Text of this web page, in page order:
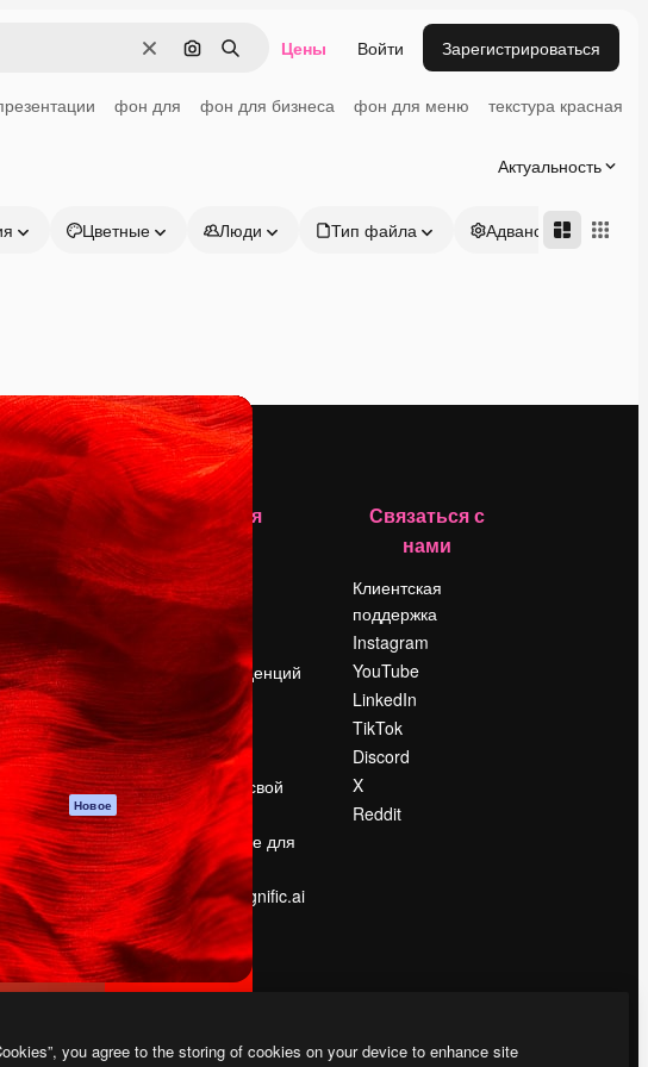
ОчиститьПоиск по изображению
Поиск Цены Войти Зарегистрироваться
фон для фон для бизнеса фон для меню текстура красная
Актуальность
Цветные Люди Тип файла Адвансд
по
ИИ
и
Новое
файлов
доверия
Компания
Цены
О нас
Reviews
Вакансии
Поиск тенденций
События
Slidesgo
Продайте свой
контент
Помещение для
прессы
Ищете magnific.ai
Связаться с
нами
Клиентская
поддержка
Instagram
YouTube
LinkedIn
TikTok
Discord
X
Reddit
you agree to the storing of cookies on your device to enhance site